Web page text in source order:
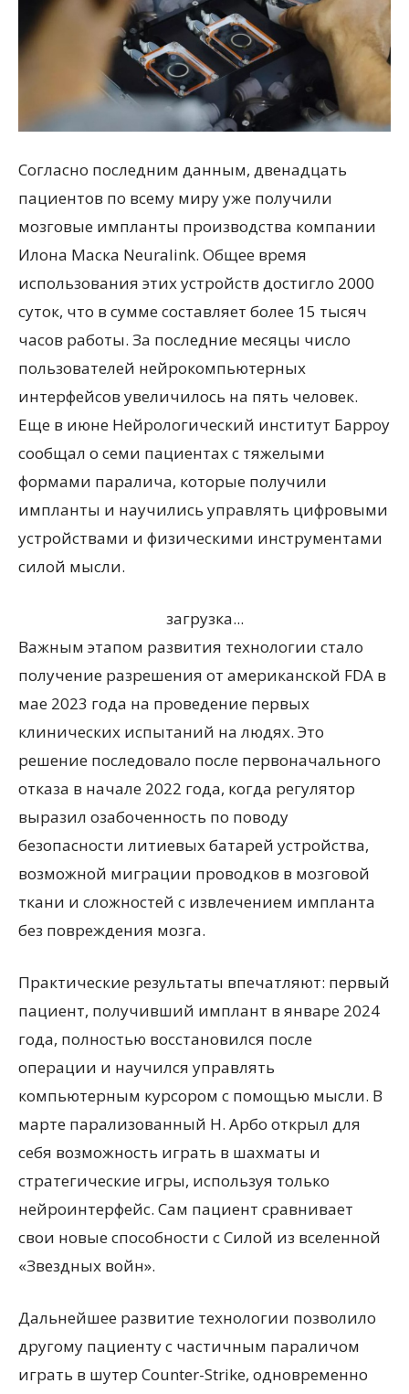
Согласно последним данным, двенадцать
пациентов по всему миру уже получили
мозговые импланты производства компании
Илона Маска Neuralink. Общее время
использования этих устройств достигло 2000
суток, что в сумме составляет более 15 тысяч
часов работы. За последние месяцы число
пользователей нейрокомпьютерных
интерфейсов увеличилось на пять человек.
Еще в июне Нейрологический институт Барроу
сообщал о семи пациентах с тяжелыми
формами паралича, которые получили
импланты и научились управлять цифровыми
устройствами и физическими инструментами
силой мысли.
загрузка...
Важным этапом развития технологии стало
получение разрешения от американской FDA в
мае 2023 года на проведение первых
клинических испытаний на людях. Это
решение последовало после первоначального
отказа в начале 2022 года, когда регулятор
выразил озабоченность по поводу
безопасности литиевых батарей устройства,
возможной миграции проводков в мозговой
ткани и сложностей с извлечением импланта
без повреждения мозга.
Практические результаты впечатляют: первый
пациент, получивший имплант в январе 2024
года, полностью восстановился после
операции и научился управлять
компьютерным курсором с помощью мысли. В
марте парализованный Н. Арбо открыл для
себя возможность играть в шахматы и
стратегические игры, используя только
нейроинтерфейс. Сам пациент сравнивает
свои новые способности с Силой из вселенной
«Звездных войн».
Дальнейшее развитие технологии позволило
другому пациенту с частичным параличом
играть в шутер Counter-Strike, одновременно